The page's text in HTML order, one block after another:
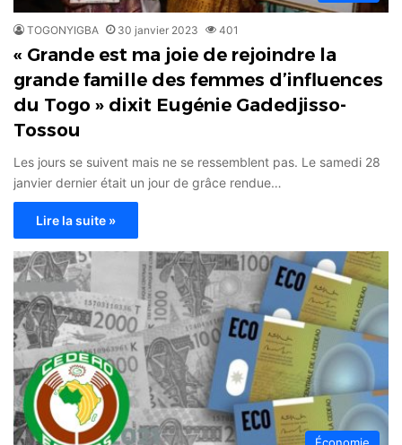
TOGONYIGBA 30 janvier 2023 401
« Grande est ma joie de rejoindre la
grande famille des femmes d’influences
du Togo » dixit Eugénie Gadedjisso-
Tossou
Les jours se suivent mais ne se ressemblent pas. Le samedi 28
janvier dernier était un jour de grâce rendue…
Lire la suite »